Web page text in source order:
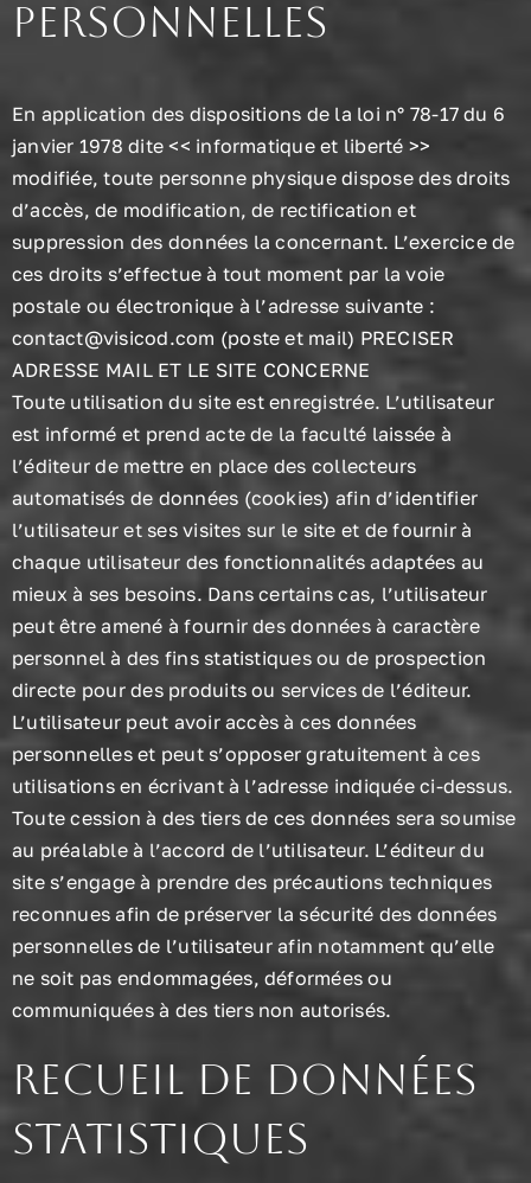
personnelles
En application des dispositions de la loi n° 78-17 du 6
janvier 1978 dite << informatique et liberté >>
modifiée, toute personne physique dispose des droits
d’accès, de modification, de rectification et
suppression des données la concernant. L’exercice de
ces droits s’effectue à tout moment par la voie
postale ou électronique à l’adresse suivante :
contact@visicod.com (poste et mail) PRECISER
ADRESSE MAIL ET LE SITE CONCERNE
Toute utilisation du site est enregistrée. L’utilisateur
est informé et prend acte de la faculté laissée à
l’éditeur de mettre en place des collecteurs
automatisés de données (cookies) afin d’identifier
l’utilisateur et ses visites sur le site et de fournir à
chaque utilisateur des fonctionnalités adaptées au
mieux à ses besoins. Dans certains cas, l’utilisateur
peut être amené à fournir des données à caractère
personnel à des fins statistiques ou de prospection
directe pour des produits ou services de l’éditeur.
L’utilisateur peut avoir accès à ces données
personnelles et peut s’opposer gratuitement à ces
utilisations en écrivant à l’adresse indiquée ci-dessus.
Toute cession à des tiers de ces données sera soumise
au préalable à l’accord de l’utilisateur. L’éditeur du
site s’engage à prendre des précautions techniques
reconnues afin de préserver la sécurité des données
personnelles de l’utilisateur afin notamment qu’elle
ne soit pas endommagées, déformées ou
communiquées à des tiers non autorisés.
Recueil de données
statistiques